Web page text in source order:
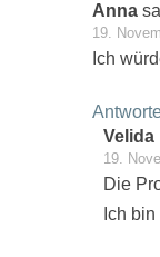
Anna
19.
Ich
Velida
19.
Die
Ich